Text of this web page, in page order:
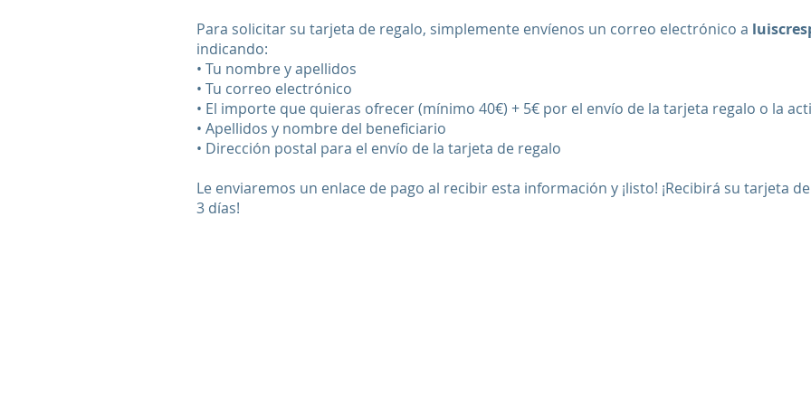
Para solicitar su tarjeta de regalo, simplemente envíenos un correo electrónico a
indicando:
• Tu nombre y apellidos
• Tu correo electrónico
• El importe que quieras ofrecer (mínimo 40€) + 5€ por el envío de la tarjeta regalo o la
• Apellidos y nombre del beneficiario
• Dirección postal para el envío de la tarjeta de regalo
Le enviaremos un enlace de pago al recibir esta información y ¡listo! ¡Recibirá su tarjeta
3 días!